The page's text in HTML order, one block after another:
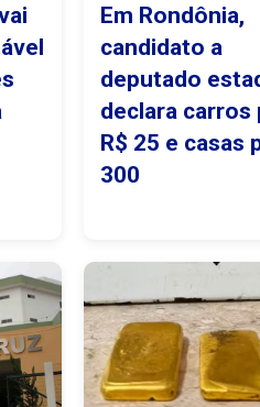
Em Rondônia,
candidato a
deputado
declara carros
R$ 25 e casas
300